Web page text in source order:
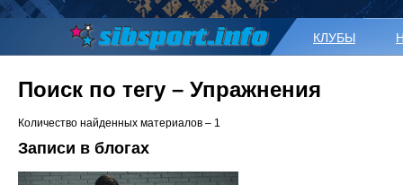
КЛУБЫ
Поиск по тегу – Упражнения
Количество найденных материалов – 1
Записи в блогах